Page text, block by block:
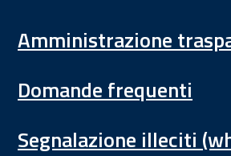
Amministrazione
Domande frequenti
Segnalazione illeciti